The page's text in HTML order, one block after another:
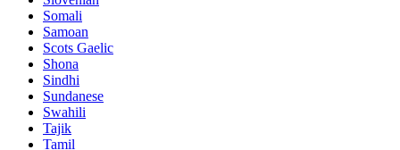
Somali
Samoan
Scots Gaelic
Shona
Sindhi
Sundanese
Swahili
Tajik
Tamil